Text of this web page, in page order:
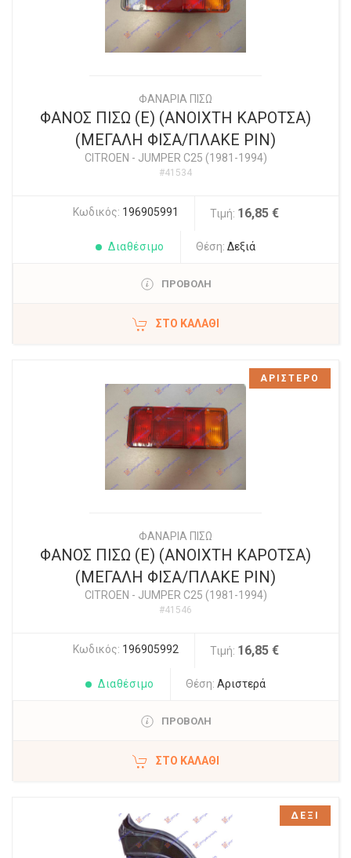
ΦΑΝΑΡΙΑ ΠΙΣΩ
ΦΑΝΟΣ ΠΙΣΩ (Ε) (ΑΝΟΙΧΤΗ ΚΑΡΟΤΣΑ)
(ΜΕΓΑΛΗ ΦΙΣΑ/ΠΛΑΚΕ PIN)
CITROEN - JUMPER C25 (1981-1994)
#41534
Κωδικός: 196905991 Τιμή: 16,85 €
Διαθέσιμο Θέση: Δεξιά
ΠΡΟΒΟΛΗ
ΣΤΟ ΚΑΛΆΘΙ
ΦΑΝΑΡΙΑ ΠΙΣΩ
ΦΑΝΟΣ ΠΙΣΩ (Ε) (ΑΝΟΙΧΤΗ ΚΑΡΟΤΣΑ)
(ΜΕΓΑΛΗ ΦΙΣΑ/ΠΛΑΚΕ PIN)
CITROEN - JUMPER C25 (1981-1994)
#41546
Κωδικός: 196905992 Τιμή: 16,85 €
Διαθέσιμο Θέση: Αριστερά
ΠΡΟΒΟΛΗ
ΣΤΟ ΚΑΛΆΘΙ
ΑΡΙΣΤΕΡΟ
ΔΕΞΙ